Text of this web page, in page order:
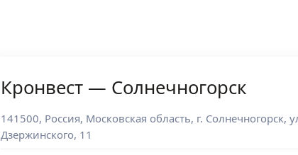
Кронвест — Солнечногорск
141500, Россия, Московская область, г. Солнечногорск,
Дзержинского, 11